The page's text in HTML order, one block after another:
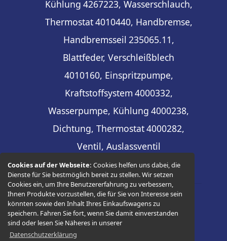
Cookies auf der Webseite:Cookies helfen uns dabei, die
Dienste für Sie bestmöglich bereit zu stellen. Wir setzen
Cookies ein, um Ihre Benutzererfahrung zu verbessern,
Ihnen Produkte vorzustellen, die für Sie von Interesse sein
könnten sowie den Inhalt Ihres Einkaufswagens zu
speichern. Fahren Sie fort, wenn Sie damit einverstanden
sind oder lesen Sie Näheres in unserer
Datenschutzerklärung
Kühlung 4267223, Wasserschlauch,
Thermostat4010440, Handbremse,
Handbremsseil 235065.11,
Blattfeder, Verschleißblech
4010160, Einspritzpumpe,
Kraftstoffsystem 4000332,
Wasserpumpe, Kühlung 4000238,
Dichtung, Thermostat4000282,
Ventil, Auslassventil
© 2026 -Thüringer Ersatzteilhandel